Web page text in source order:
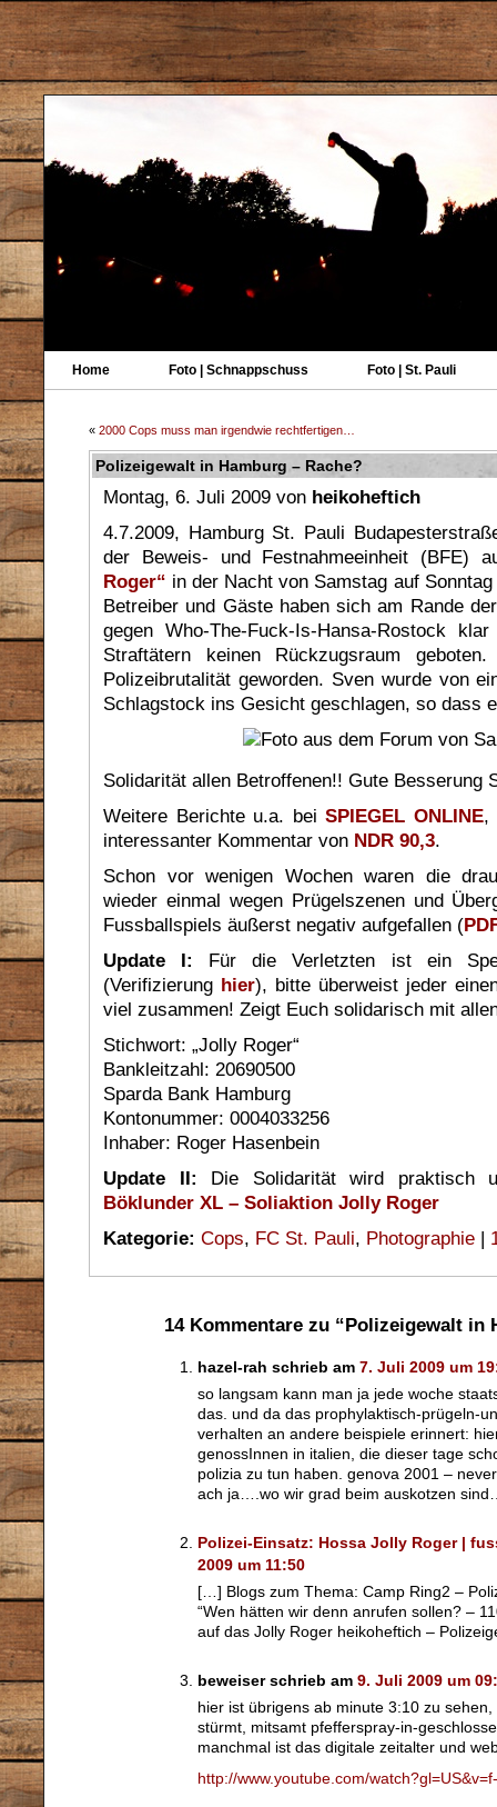
Home Foto | Schnappschuss Foto | St. Pauli
« 2000 Cops muss man irgendwie rechtfertigen…
Polizeigewalt in Hamburg – Rache?
Montag, 6. Juli 2009 von heikoheftich
4.7.2009, Hamburg St. Pauli
der Beweis- und Festnahmeeinheit (BFE)
Roger“ in der Nacht von Samstag auf
Betreiber und Gäste haben sich am Rande
gegen Who-The-Fuck-Is-Hansa-Rostock
Straftätern keinen Rückzugsraum
Polizeibrutalität geworden. Sven wurde von
Schlagstock ins Gesicht geschlagen, so dass
Solidarität allen Betroffenen!! Gute Besserung
Weitere Berichte u.a. beiSPIEGEL ONLINE,
interessanter Kommentar von NDR 90,3.
Schon vor wenigen Wochen waren die
wieder einmal wegen Prügelszenen und
Fussballspiels äußerst negativ aufgefallen (
Update I:
Für die Verletzten ist ein
(Verifizierung hier), bitte überweist jeder
viel zusammen! Zeigt Euch solidarisch mit
Stichwort: „Jolly Roger“
Bankleitzahl: 20690500
Sparda Bank Hamburg
Kontonummer: 0004033256
Inhaber: Roger Hasenbein
Update II: Die Solidarität wird praktisch
Böklunder XL – Soliaktion Jolly Roger
Kategorie: Cops, FC St. Pauli, Photographie |
14 Kommentare zu “Polizeigewalt in
hazel-rah schrieb am 7. Juli 2009 um
so langsam kann man ja jede woche
das. und da das prophylaktisch-prügeln-
verhalten an andere beispiele erinnert:
genossInnen in italien, die dieser tage
polizia zu tun haben. genova 2001 –
ach ja….wo wir grad beim auskotzen
Polizei-Einsatz: Hossa Jolly Roger |
2009 um 11:50
[…] Blogs zum Thema: Camp Ring2 –
“Wen hätten wir denn anrufen sollen? –
auf das Jolly Roger heikoheftich –
beweiser schrieb am 9. Juli 2009 um
hier ist übrigens ab minute 3:10 zu
stürmt, mitsamt pfefferspray-in-
manchmal ist das digitale zeitalter und
http://www.youtube.com/